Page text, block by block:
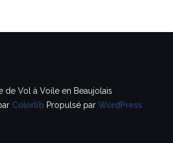
de Vol à Voile en Beaujolais
Colorlib Propulsé par WordPress